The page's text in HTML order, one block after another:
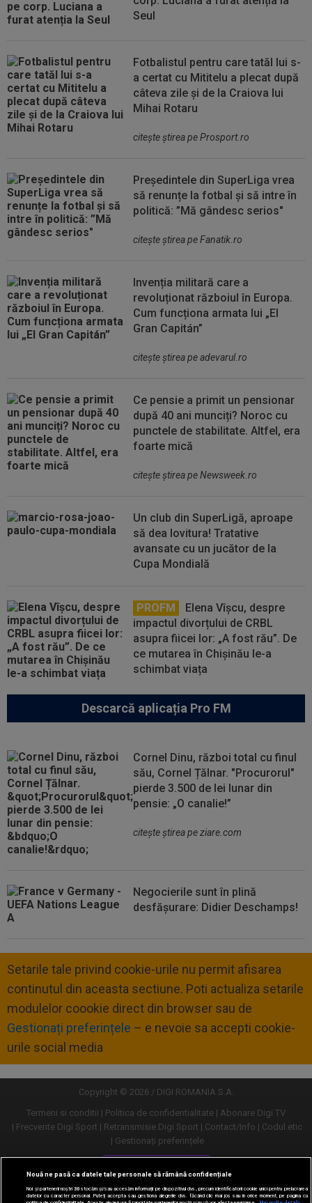
Seul
Fotbalistul pentru care tatăl lui s-
a certat cu Mititelu a plecat după
câteva zile și de la Craiova lui
Mihai Rotaru
citeşte ştirea pe Prosport.ro
Președintele din SuperLiga vrea
să renunțe la fotbal și să intre în
politică: ”Mă gândesc serios"
citeşte ştirea pe Fanatik.ro
Invenția militară care a
revoluționat războiul în Europa.
Cum funcționa armata lui „El
Gran Capitán”
citeşte ştirea pe adevarul.ro
Ce pensie a primit un pensionar
după 40 ani munciți? Noroc cu
punctele de stabilitate. Altfel, era
foarte mică
citeşte ştirea pe Newsweek.ro
Un club din SuperLigă, aproape
să dea lovitura! Tratative
avansate cu un jucător de la
Cupa Mondială
PROFM
Elena Vîșcu, despre
impactul divorțului de CRBL
asupra fiicei lor: „A fost rău”. De
ce mutarea în Chișinău le-a
schimbat viața
Descarcă aplicația Pro FM
Cornel Dinu, război total cu finul
său, Cornel Țălnar. "Procurorul"
pierde 3.500 de lei lunar din
pensie: „O canalie!”
citeşte ştirea pe ziare.com
Negocierile sunt în plină
desfășurare: Didier Deschamps!
Setarile tale privind cookie-urile nu permit afisarea
continutul din aceasta sectiune. Poti actualiza setarile
modulelor coookie direct din browser sau de
Gestionați preferințele – e nevoie sa accepti cookie-
urile social media
Copyright © 2026 / DIGI ROMANIA S.A.
Termeni si conditii
Politica de confidentialitate
Abonare Digi TV
Frecvente Digi Sport
Retransmisie Digi Sport Contact/Info
Codul etic
Gestionați preferințele
Versiune desktop
Nouă ne pasă ca datele tale personale să rămână confidențiale
Noi și partenerii noștri30stocăm și/sau accesăm informații pe dispozitivul dvs., precum identificatorii cookie unici pentru prelucrarea
datelor cu caracter personal. Puteți accepta sau gestiona alegerile dvs. făcând clic mai jos sau în orice moment, pe pagina cu